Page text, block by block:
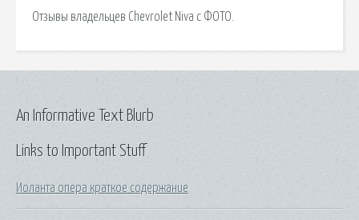
Отзывы владельцев Chevrolet Niva с ФОТО.
Links to Important Stuff
Иоланта опера краткое содержание
An Informative Text Blurb